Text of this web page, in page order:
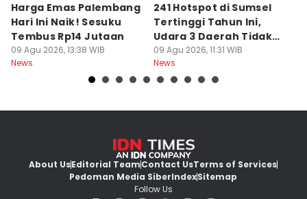
Harga Emas Palembang
Hari Ini Naik! Sesuku
Tembus Rp14 Jutaan
09 Agu 2026, 13:38 WIB
News
241 Hotspot di Sumsel
Tertinggi Tahun Ini,
Udara 3 Daerah Tidak
Sehat
09 Agu 2026, 11:31 WIB
News
About UsEditorial TeamContact UsTerms of Services
Pedoman Media SiberIndexSitemap
Follow Us